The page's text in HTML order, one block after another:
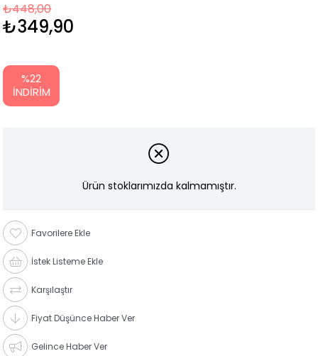
₺448,00
₺349,90
%22
İNDIRIM
Ürün stoklarımızda kalmamıştır.
Favorilere Ekle
İstek Listeme Ekle
Karşılaştır
Fiyat Düşünce Haber Ver
Gelince Haber Ver